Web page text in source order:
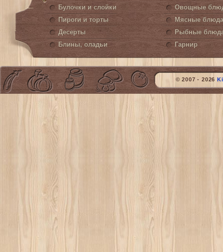
Булочки и слойки
Пироги и торты
Десерты
Блины, оладьи
Овощные
Мясные блюда
Рыбные
Гарнир
© 2007 - 2026